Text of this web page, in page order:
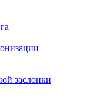
заслонки